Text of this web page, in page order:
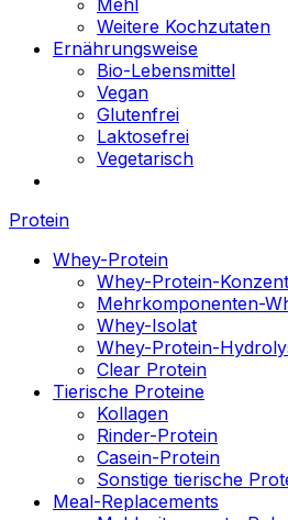
Weitere Kochzutaten
Ernährungsweise
Bio-Lebensmittel
Vegan
Glutenfrei
Laktosefrei
Vegetarisch
Protein
Whey-Protein
Whey-Protein-
Mehrkomponenten-
Whey-Isolat
Whey-Protein-
Clear Protein
Tierische Proteine
Kollagen
Rinder-Protein
Casein-Protein
Sonstige tierische
Meal-Replacements